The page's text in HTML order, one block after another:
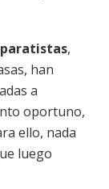
,
han
a
oportuno,
ello, nada
luego